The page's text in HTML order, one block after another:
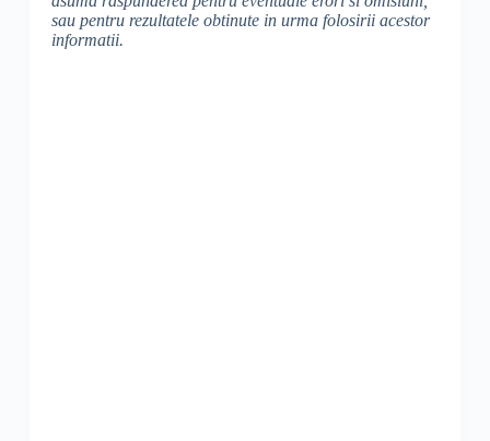
sau pentru rezultatele obtinute in urma folosirii acestor
informatii.